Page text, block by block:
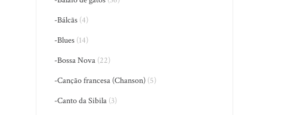
-Bálcãs (4)
-Blues (14)
-Bossa Nova (22)
-Canção francesa (Chanson) (5)
-Canto da Sibila (3)